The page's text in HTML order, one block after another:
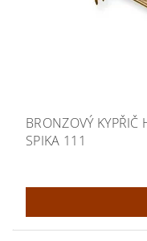
BRONZOVÝ KYPŘIČ
SPIKA 111